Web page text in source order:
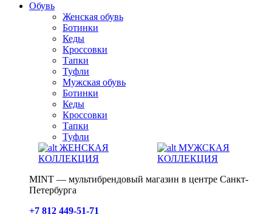
Обувь
Женская обувь
Ботинки
Кеды
Кроссовки
Тапки
Туфли
Мужская обувь
Ботинки
Кеды
Кроссовки
Тапки
Туфли
ЖЕНСКАЯ
КОЛЛЕКЦИЯ
МУЖСКАЯ
КОЛЛЕКЦИЯ
MINT — мультибрендовый магазин в центре Санкт-
Петербурга
+7 812 449-51-71